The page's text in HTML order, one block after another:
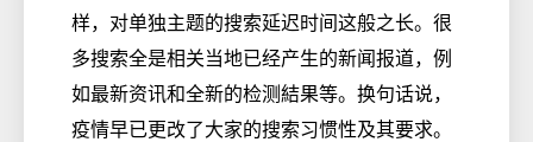
样，对单独主题的搜索延迟时间这般之长。很
多搜索全是相关当地已经产生的新闻报道，例
如最新资讯和全新的检测結果等。换句话说，
疫情早已更改了大家的搜索习惯性及其要求。